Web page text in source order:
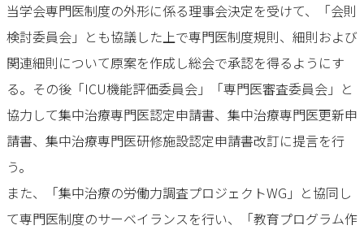
当学会専門医制度の外形に係る理事会決定を受けて、「会則
検討委員会」とも協議した上で専門医制度規則、細則および
関連細則について原案を作成し総会で承認を得るようにす
る。その後「ICU機能評価委員会」「専門医審査委員会」と
協力して集中治療専門医認定申請書、集中治療専門医更新申
請書、集中治療専門医研修施設認定申請書改訂に提言を行
う。
また、「集中治療の労働力調査プロジェクトWG」と協同し
て専門医制度のサーベイランスを行い、「教育プログラム作